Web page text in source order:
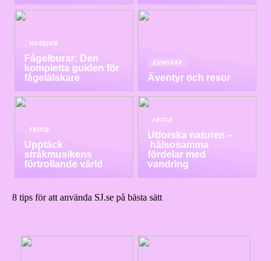
HUSDJUR
Fågelburar: Den
kompletta guiden för
fågelälskare
KUNSKAP
Äventyr och resor
FRITID
Upptäck
stråkmusikens
förtrollande värld
FRITID
Utforska naturen –
hälsosamma
fördelar med
vandring
8 tips för att använda SJ.se på bästa sätt